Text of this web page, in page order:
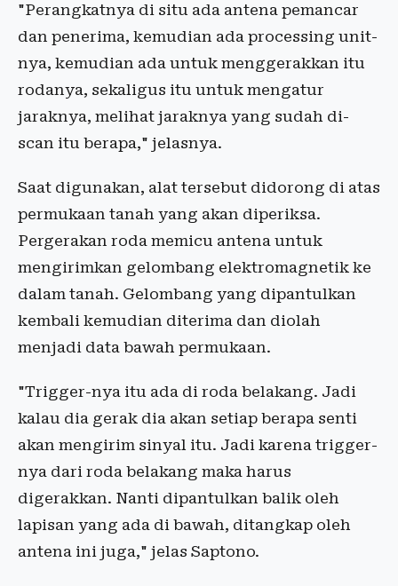
"Perangkatnya di situ ada antena pemancar
dan penerima, kemudian ada processing unit-
nya, kemudian ada untuk menggerakkan itu
rodanya, sekaligus itu untuk mengatur
jaraknya, melihat jaraknya yang sudah di-
scan itu berapa," jelasnya.
Saat digunakan, alat tersebut didorong di atas
permukaan tanah yang akan diperiksa.
Pergerakan roda memicu antena untuk
mengirimkan gelombang elektromagnetik ke
dalam tanah. Gelombang yang dipantulkan
kembali kemudian diterima dan diolah
menjadi data bawah permukaan.
"Trigger-nya itu ada di roda belakang. Jadi
kalau dia gerak dia akan setiap berapa senti
akan mengirim sinyal itu. Jadi karena trigger-
nya dari roda belakang maka harus
digerakkan. Nanti dipantulkan balik oleh
lapisan yang ada di bawah, ditangkap oleh
antena ini juga," jelas Saptono.